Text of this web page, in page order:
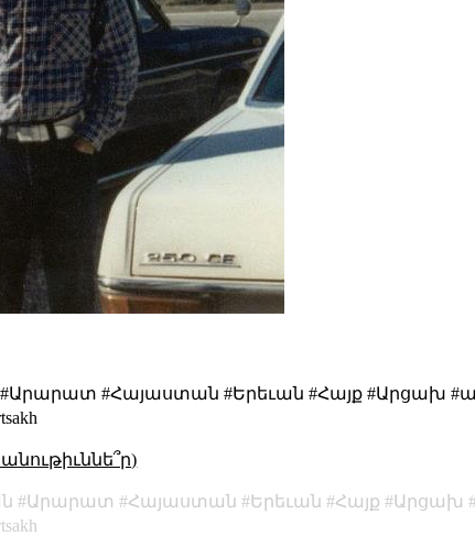
#Հայաստան #Երեւան #Հայք #Արցախ
Արարատ Հայաստան Երեւան Հայք Արցախ